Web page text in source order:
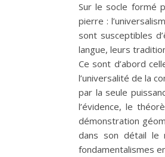
Sur le socle formé
pierre :
sont susceptibles
langue, leurs
Ce sont d’abord
l’universalité de la
par la seule
l’évidence, le
démonstration
dans son détail le
fondamentalismes